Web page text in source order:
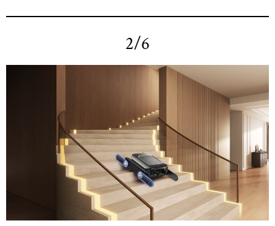
2/6